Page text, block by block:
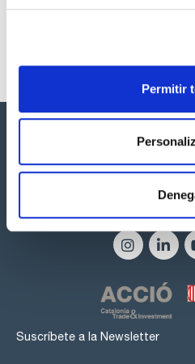
Permitir
Suscríbete a la Newsletter